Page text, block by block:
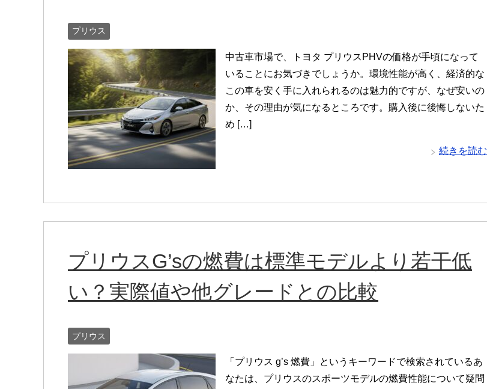
プリウス
中古車市場で、トヨタ プリウスPHVの価格が手頃になって
いることにお気づきでしょうか。環境性能が高く、経済的な
この車を安く手に入れられるのは魅力的ですが、なぜ安いの
か、その理由が気になるところです。購入後に後悔しないた
め […]
続きを読む
プリウスG’sの燃費は標準モデルより若干低
い？実際値や他グレードとの比較
プリウス
「プリウス g’s 燃費」というキーワードで検索されているあ
なたは、プリウスのスポーツモデルの燃費性能について疑問